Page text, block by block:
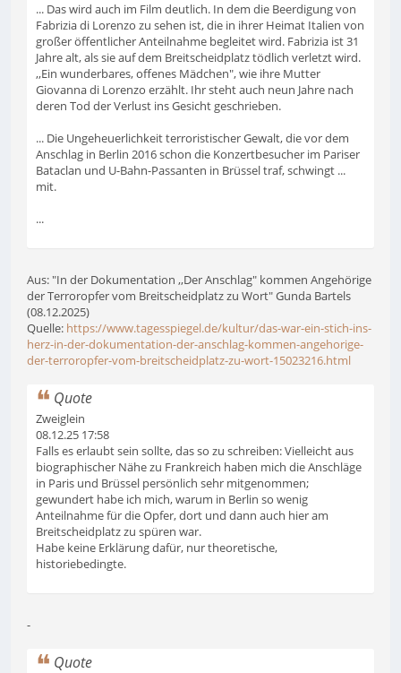
... Das wird auch im Film deutlich. In dem die Beerdigung von
Fabrizia di Lorenzo zu sehen ist, die in ihrer Heimat Italien von
großer öffentlicher Anteilnahme begleitet wird. Fabrizia ist 31
Jahre alt, als sie auf dem Breitscheidplatz tödlich verletzt wird.
,,Ein wunderbares, offenes Mädchen", wie ihre Mutter
Giovanna di Lorenzo erzählt. Ihr steht auch neun Jahre nach
deren Tod der Verlust ins Gesicht geschrieben.
... Die Ungeheuerlichkeit terroristischer Gewalt, die vor dem
Anschlag in Berlin 2016 schon die Konzertbesucher im Pariser
Bataclan und U-Bahn-Passanten in Brüssel traf, schwingt ...
mit.
...
Aus: "In der Dokumentation ,,Der Anschlag" kommen Angehörige
der Terroropfer vom Breitscheidplatz zu Wort" Gunda Bartels
(08.12.2025)
Quelle: https://www.tagesspiegel.de/kultur/das-war-ein-stich-ins-
herz-in-der-dokumentation-der-anschlag-kommen-angehorige-
der-terroropfer-vom-breitscheidplatz-zu-wort-15023216.html
Quote
Zweiglein
08.12.25 17:58
Falls es erlaubt sein sollte, das so zu schreiben: Vielleicht aus
biographischer Nähe zu Frankreich haben mich die Anschläge
in Paris und Brüssel persönlich sehr mitgenommen;
gewundert habe ich mich, warum in Berlin so wenig
Anteilnahme für die Opfer, dort und dann auch hier am
Breitscheidplatz zu spüren war.
Habe keine Erklärung dafür, nur theoretische,
historiebedingte.
-
Quote